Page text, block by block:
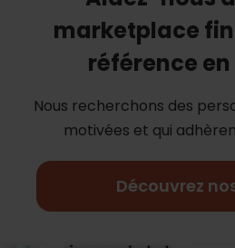
marketplace
référence
Nous recherchons des
motivées et qui
Découvrez